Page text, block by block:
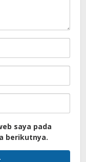
saya pada
berikutnya.